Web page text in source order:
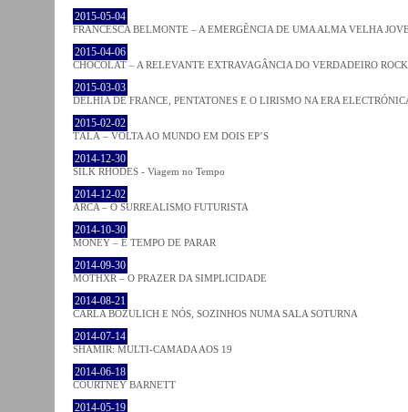
2015-05-04
FRANCESCA BELMONTE – A EMERGÊNCIA DE UMA ALMA VELHA
2015-04-06
CHOCOLAT – A RELEVANTE EXTRAVAGÂNCIA DO VERDADEIRO ROCK
2015-03-03
DELHIA DE FRANCE, PENTATONES E O LIRISMO NA ERA
2015-02-02
TĀLĀ – VOLTA AO MUNDO EM DOIS EP’S
2014-12-30
SILK RHODES - Viagem no Tempo
2014-12-02
ARCA – O SURREALISMO FUTURISTA
2014-10-30
MONEY – É TEMPO DE PARAR
2014-09-30
MOTHXR – O PRAZER DA SIMPLICIDADE
2014-08-21
CARLA BOZULICH E NÓS, SOZINHOS NUMA SALA SOTURNA
2014-07-14
SHAMIR: MULTI-CAMADA AOS 19
2014-06-18
COURTNEY BARNETT
2014-05-19